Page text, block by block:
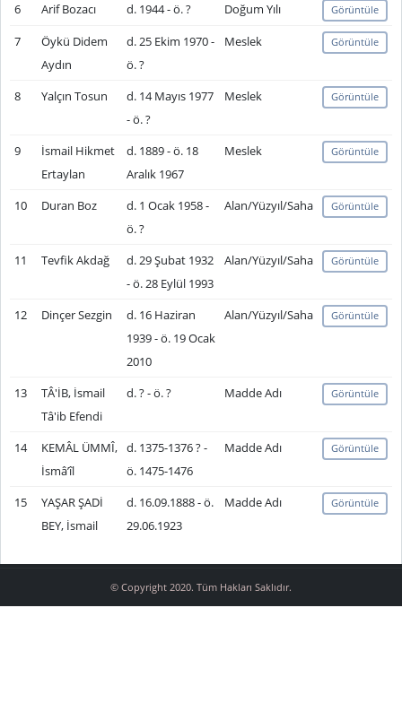
6 Arif Bozacı d. 1944 - ö. ? Doğum Yılı Görüntüle
7
Öykü Didem
Aydın
d. 25 Ekim 1970 -
ö. ?
Meslek Görüntüle
8 Yalçın Tosun
d. 14 Mayıs 1977
- ö. ?
Meslek Görüntüle
9
İsmail Hikmet
Ertaylan
d. 1889 - ö. 18
Aralık 1967
Meslek Görüntüle
10 Duran Boz
d. 1 Ocak 1958 -
ö. ?
Alan/Yüzyıl/Saha Görüntüle
11 Tevfik Akdağ
d. 29 Şubat 1932
- ö. 28 Eylül 1993
Alan/Yüzyıl/Saha Görüntüle
12 Dinçer Sezgin
d. 16 Haziran
1939 - ö. 19 Ocak
2010
Alan/Yüzyıl/Saha Görüntüle
13
TÂ'İB, İsmail
Tâ'ib Efendi
d. ? - ö. ? Madde Adı Görüntüle
14
KEMÂL ÜMMÎ,
İsmâ’îl
d. 1375-1376 ? -
ö. 1475-1476
Madde Adı Görüntüle
15
YAŞAR ŞADİ
BEY, İsmail
d. 16.09.1888 - ö.
29.06.1923
Madde Adı Görüntüle
© Copyright 2020. Tüm Hakları Saklıdır.